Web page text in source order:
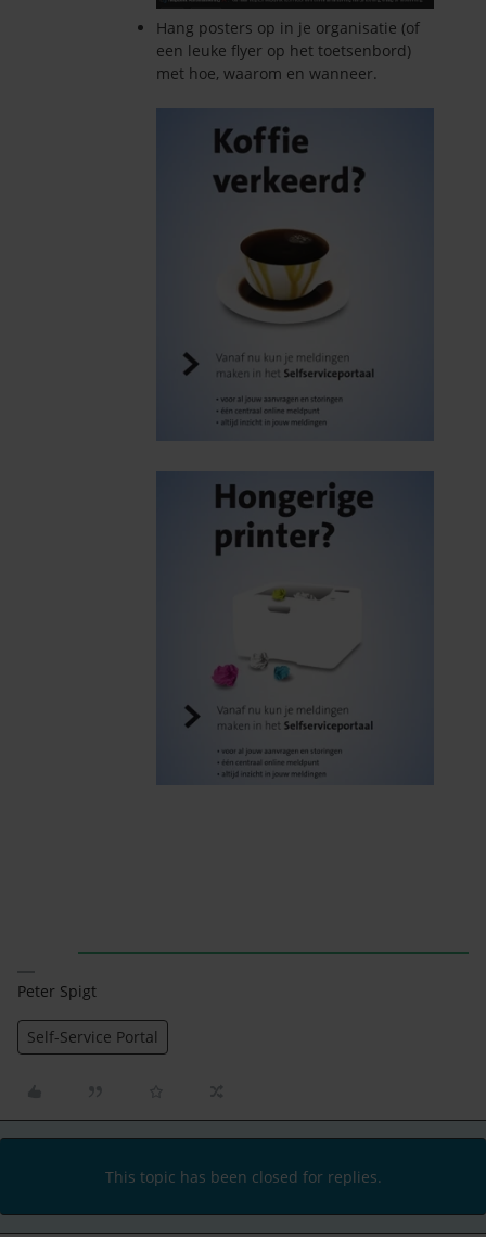
Hang posters op in je organisatie (of
een leuke flyer op het toetsenbord)
met hoe, waarom en wanneer.
Peter Spigt
Self-Service Portal
This topic has been closed for replies.